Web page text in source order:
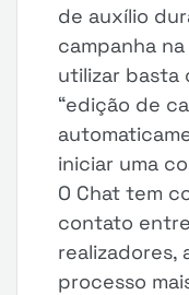
de auxílio
campanha
utilizar basta
“edição de
iniciar uma
O Chat tem
contato
realizadores,
processo